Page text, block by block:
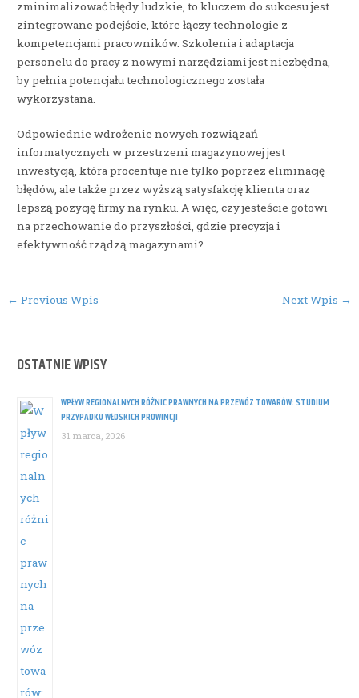
OSTATNIE WPISY
WPŁYW REGIONALNYCH RÓŻNIC PRAWNYCH NA PRZEWÓZ TOWARÓW: STUDIUM
PRZYPADKU WŁOSKICH PROWINCJI
31 marca, 2026
zminimalizować błędy ludzkie, to kluczem do sukcesu jest
zintegrowane podejście, które łączy technologie z
kompetencjami pracowników. Szkolenia i adaptacja
personelu do pracy z nowymi narzędziami jest niezbędna,
by pełnia potencjału technologicznego została
wykorzystana.
Odpowiednie wdrożenie nowych rozwiązań
informatycznych w przestrzeni magazynowej jest
inwestycją, która procentuje nie tylko poprzez eliminację
błędów, ale także przez wyższą satysfakcję klienta oraz
lepszą pozycję firmy na rynku. A więc, czy jesteście gotowi
na przechowanie do przyszłości, gdzie precyzja i
efektywność rządzą magazynami?
Post
← Previous Wpis Next Wpis →